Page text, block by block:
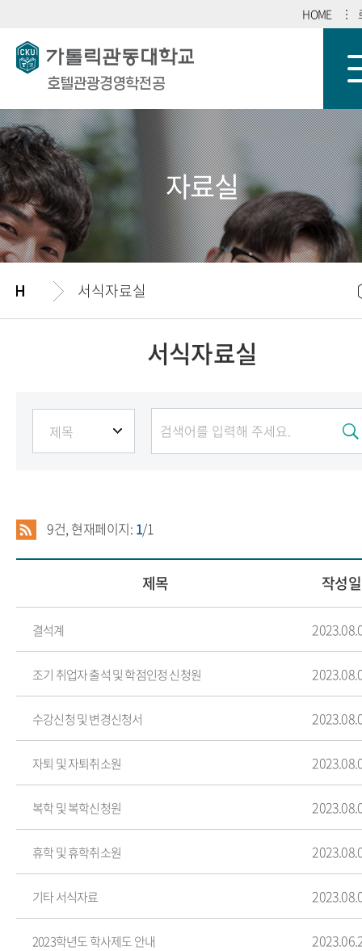
HOME
호텔관광경영학전공
자료실
서식자료실
서식자료실
9건, 현재페이지: 1/1
제목 작성일
결석계
조기 취업자 출석 및 학점인정 신청원
수강신청 및 변경신청서
자퇴 및 자퇴취소원
복학 및 복학신청원
휴학 및 휴학취소원
기타 서식자료
2023학년도 학사제도 안내